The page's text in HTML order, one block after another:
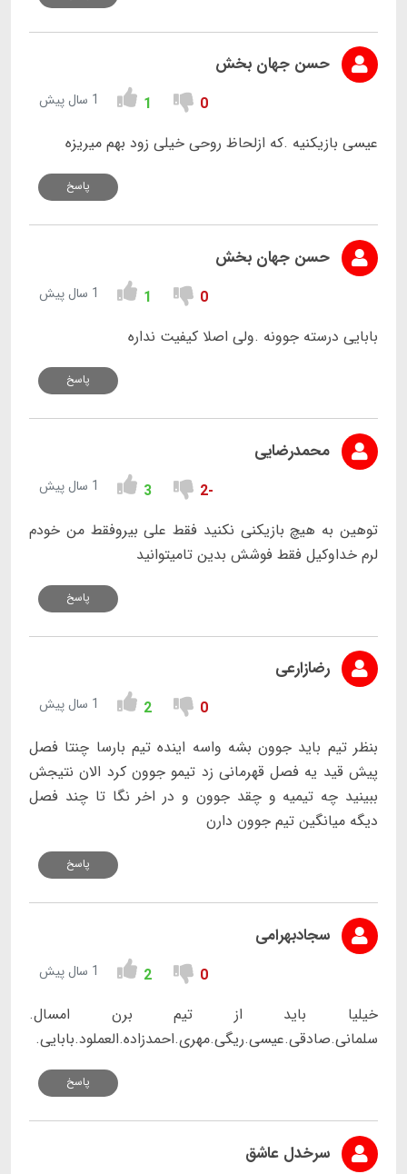
حسن جهان بخش
0
1 1 سال پیش
عیسی بازیکنیه .که ازلحاظ روحی خیلی زود بهم میریزه
پاسخ
حسن جهان بخش
0
1 1 سال پیش
بابایی درسته جوونه .ولی اصلا کیفیت نداره
پاسخ
محمدرضایی
-2
3 1 سال پیش
توهین به هیچ بازیکنی نکنید فقط علی بیروفقط من خودم
لرم خداوکیل فقط فوشش بدین تامیتوانید
پاسخ
رضازارعی
0
2 1 سال پیش
بنظر تیم باید جوون بشه واسه اینده تیم بارسا چنتا فصل
پیش قید یه فصل قهرمانی زد تیمو جوون کرد الان نتیجش
ببینید چه تیمیه و چقد جوون و در اخر نگا تا چند فصل
دیگه میانگین تیم جوون دارن
پاسخ
سجادبهرامی
0
2 1 سال پیش
خیلیا باید از تیم برن امسال.
سلمانی.صادقی.عیسی.ریگی.مهری.احمدزاده.العملود.بابایی.
پاسخ
سرخدل عاشق